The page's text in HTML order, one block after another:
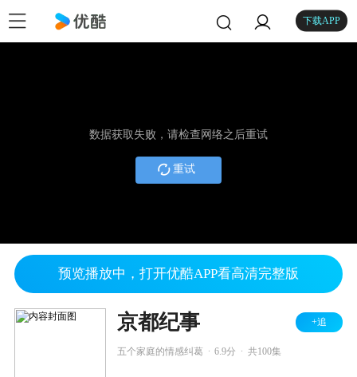
下载APP
数据获取失败，请检查网络之后重试
重试
预览播放中，打开优酷APP看高清完整版
京都纪事 +追
五个家庭的情感纠葛 6.9分 共100集